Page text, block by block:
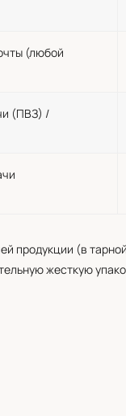
(любой
(ПВЗ) /
продукции (в
жесткую